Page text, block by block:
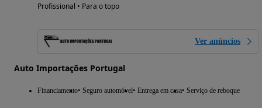
Profissional • Para o topo
Ver anúncios
Auto Importações Portugal
Financiamento Seguro automóvel Entrega em casa Serviço de reboque